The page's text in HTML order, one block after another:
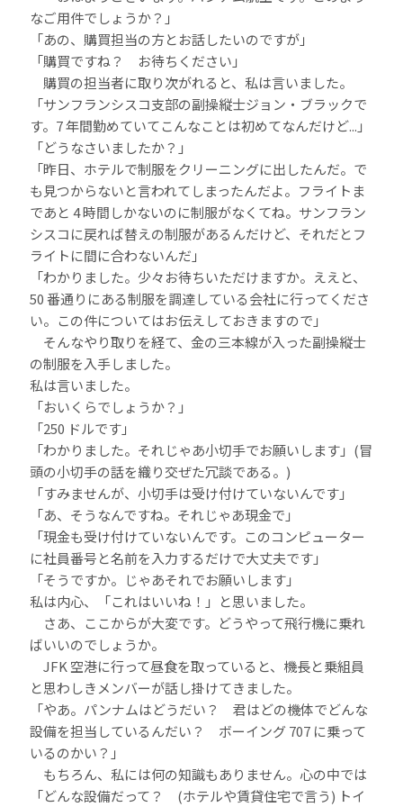
なご用件でしょうか？」
「あの、購買担当の方とお話したいのですが」
「購買ですね？ お待ちください」
購買の担当者に取り次がれると、私は言いました。
「サンフランシスコ支部の副操縦士ジョン・ブラックで
す。7 年間勤めていてこんなことは初めてなんだけど...」
「どうなさいましたか？」
「昨日、ホテルで制服をクリーニングに出したんだ。で
も見つからないと言われてしまったんだよ。フライトま
であと 4 時間しかないのに制服がなくてね。サンフラン
シスコに戻れば替えの制服があるんだけど、それだとフ
ライトに間に合わないんだ」
「わかりました。少々お待ちいただけますか。ええと、
50 番通りにある制服を調達している会社に行ってくださ
い。この件についてはお伝えしておきますので」
そんなやり取りを経て、金の三本線が入った副操縦士
の制服を入手しました。
私は言いました。
「おいくらでしょうか？」
「250 ドルです」
「わかりました。それじゃあ小切手でお願いします」(冒
頭の小切手の話を織り交ぜた冗談である。)
「すみませんが、小切手は受け付けていないんです」
「あ、そうなんですね。それじゃあ現金で」
「現金も受け付けていないんです。このコンピューター
に社員番号と名前を入力するだけで大丈夫です」
「そうですか。じゃあそれでお願いします」
私は内心、「これはいいね！」と思いました。
さあ、ここからが大変です。どうやって飛行機に乗れ
ばいいのでしょうか。
JFK 空港に行って昼食を取っていると、機長と乗組員
と思わしきメンバーが話し掛けてきました。
「やあ。パンナムはどうだい？ 君はどの機体でどんな
設備を担当しているんだい？ ボーイング 707 に乗って
いるのかい？」
もちろん、私には何の知識もありません。心の中では
「どんな設備だって？ (ホテルや賃貸住宅で言う) トイ